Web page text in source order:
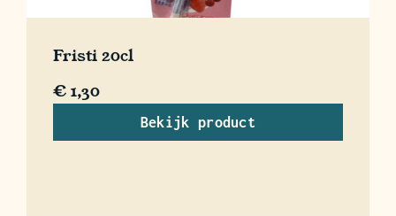
Fristi 20cl
€1,30
Bekijk product